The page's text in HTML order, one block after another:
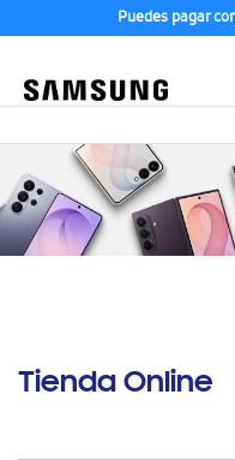
Puedes pagar
Tienda Online